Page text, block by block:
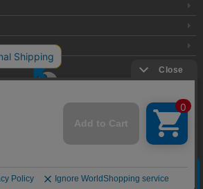
委員会発行 古物商許可証 第621121002176号
式会社イオシス All Rights Reserved. クリア
商品を探す